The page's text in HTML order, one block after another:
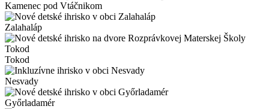
Kamenec pod Vtáčnikom
Zalahaláp
Tokod
Nesvady
Győrladamér